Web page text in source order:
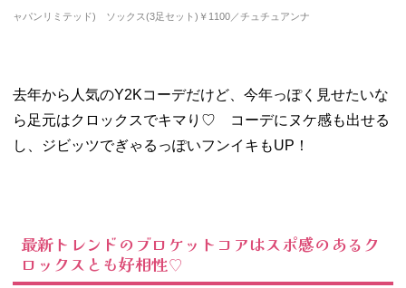
ャパンリミテッド) ソックス(3足セット)￥1100／チュチュアンナ
去年から人気のY2Kコーデだけど、今年っぽく見せたいな
ら足元はクロックスでキマり♡ コーデにヌケ感も出せる
し、ジビッツでぎゃるっぽいフンイキもUP！
最新トレンドのブロケットコアはスポ感のあるク
ロックスとも好相性♡